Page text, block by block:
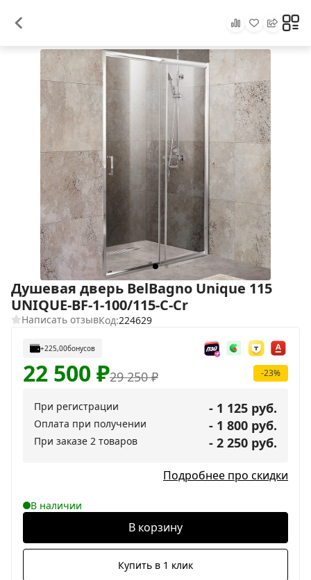
Душевая дверь BelBagno Unique 115
UNIQUE-BF-1-100/115-C-Cr
Написать отзывКод:224629
+225,00бонусов
29 250₽
22 500₽ -23%
При регистрации - 1 125 руб.
Оплата при получении - 1 800 руб.
При заказе 2 товаров - 2 250 руб.
Подробнее про скидки
В наличии
В корзину
Купить в 1 клик